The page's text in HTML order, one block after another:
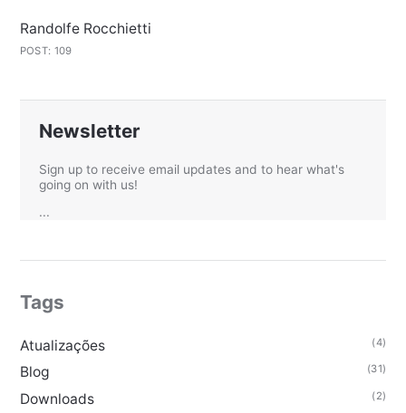
Randolfe Rocchietti
POST: 109
Newsletter
Sign up to receive email updates and to hear what's
going on with us!
...
Tags
Atualizações (4)
Blog (31)
Downloads (2)